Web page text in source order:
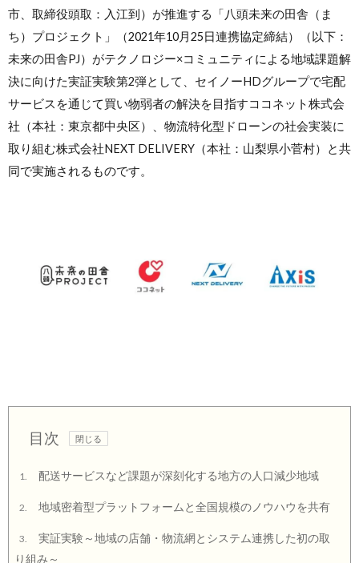
市、取締役頭取：入江到）が推進する「八頭未来の田舎（ま
ち）プロジェクト」（2021年10月25日連携協定締結）（以下：
未来の田舎PJ）がテクノロジー×コミュニティによる地域課題解
決に向けた実証実験第2弾として、セイノーHDグループで宅配
サービスを通じて買い物弱者の解決を目指すココネット株式会
社（本社：東京都中央区）、物流特化型ドローンの社会実装に
取り組む株式会社NEXT DELIVERY（本社：山梨県小菅村）と共
同で実施されるものです。
目次
1. 配送サービスなど課題が深刻化する地方の人口減少地域
2. 地域密着型プラットフォームと全国規模のノウハウを共有
3.
実証実験～地域の店舗・物流網とシステム連携した初の取
り組み～